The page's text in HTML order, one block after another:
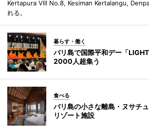
Kertapura Vlll No.8, Kesiman Kertalangu,
れる。
暮らす・働く
バリ島で国際平和デー「
2000人超集う
食べる
バリ島の小さな離島・ヌサチ
リゾート施設